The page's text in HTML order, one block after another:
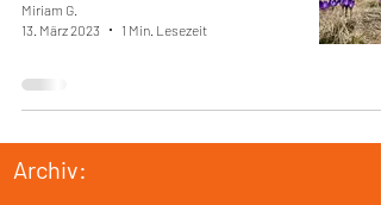
Miriam G.
13. März 2023
1 Min. Lesezeit
Archiv: